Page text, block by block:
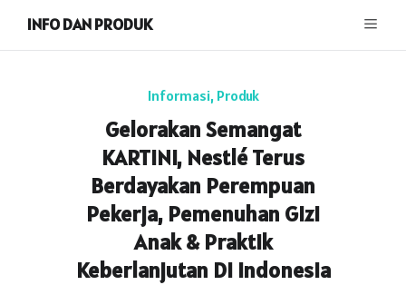
INFO DAN PRODUK
Informasi, Produk
Gelorakan Semangat
KARTINI, Nestlé Terus
Berdayakan Perempuan
Pekerja, Pemenuhan Gizi
Anak & Praktik
Keberlanjutan Di Indonesia